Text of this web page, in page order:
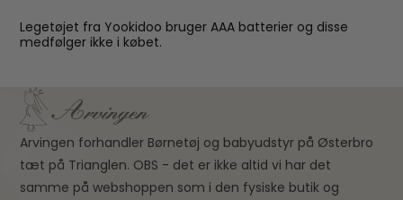
Legetøjet fra Yookidoo bruger AAA batterier og disse
medfølger ikke i købet.
Arvingen forhandler Børnetøj og babyudstyr på Østerbro
tæt på Trianglen. OBS - det er ikke altid vi har det
samme på webshoppen som i den fysiske butik og